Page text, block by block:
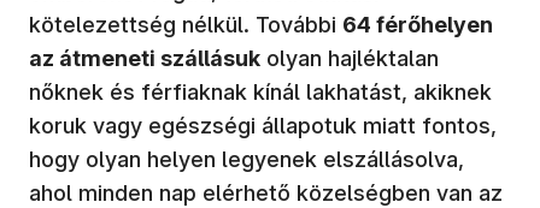
kötelezettség nélkül. További 64 férőhelyen
az átmeneti szállásuk olyan hajléktalan
nőknek és férfiaknak kínál lakhatást, akiknek
koruk vagy egészségi állapotuk miatt fontos,
hogy olyan helyen legyenek elszállásolva,
ahol minden nap elérhető közelségben van az